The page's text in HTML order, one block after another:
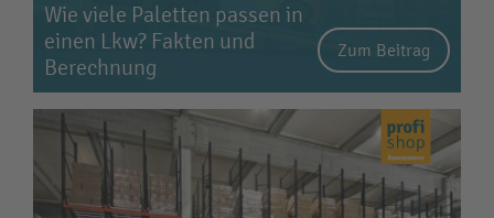
Wie viele Paletten passen in
einen Lkw? Fakten und
Berechnung
Zum Beitrag